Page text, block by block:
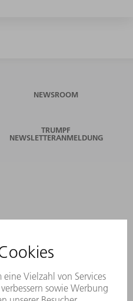
NEWSROOM
TRUMPF
NEWSLETTERANMELDUNG